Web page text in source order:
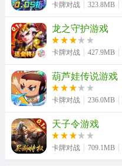
卡牌对战 323.8MB
龙之守护游戏
卡牌对战 427.9MB
葫芦娃传说游戏
卡牌对战 236.0MB
天子令游戏
卡牌对战 709.1MB